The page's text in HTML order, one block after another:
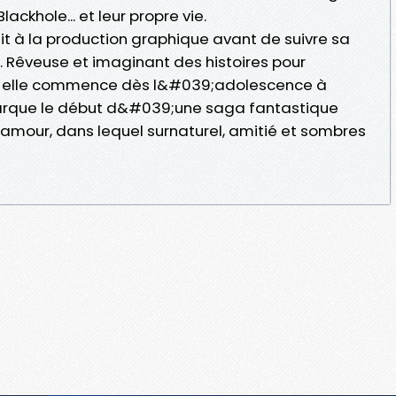
et leur propre vie.
à la production graphique avant de suivre sa
et imaginant des histoires pour
commence dès l&#039;adolescence à
le début d&#039;une saga fantastique
dans lequel surnaturel, amitié et sombres